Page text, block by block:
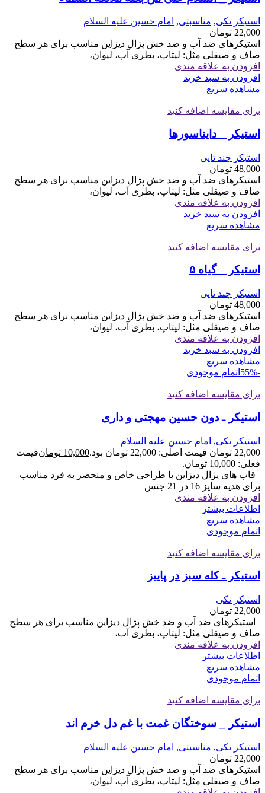
استیکر تکی, مناسبتی, امام حسین علیه السلام
22,000 تومان
استیکرهای ضد آب و ضد خش پژال دیزاین مناسب برای هر سطح
صاف و صیقلی مثل: لپتاپ، بطری آب، لیوان،
افزودن به علاقه مندی
افزودن به سبد خرید
مشاهده سریع
برای مقایسه اضافه کنید
استیکر _ دایناسورها
استیکر چند تایی
48,000 تومان
استیکرهای ضد آب و ضد خش پژال دیزاین مناسب برای هر سطح
صاف و صیقلی مثل: لپتاپ، بطری آب، لیوان،
افزودن به علاقه مندی
افزودن به سبد خرید
مشاهده سریع
برای مقایسه اضافه کنید
استیکر _ گیاه ۵
استیکر چند تایی
48,000 تومان
استیکرهای ضد آب و ضد خش پژال دیزاین مناسب برای هر سطح
صاف و صیقلی مثل: لپتاپ، بطری آب، لیوان،
افزودن به علاقه مندی
افزودن به سبد خرید
مشاهده سریع
-55%
اتمام موجودی
برای مقایسه اضافه کنید
استیکر ـ دون حسین مهجتی و داری
استیکر تکی, امام حسین علیه السلام
22,000 تومان قیمت اصلی: 22,000 تومان بود. 10,000 تومانقیمت
فعلی: 10,000 تومان.
قاب های پژال دیزاین با طراحی خاص و منحصر به فرد مناسب
برای هدیه سایز 16 در 21 جنس
افزودن به علاقه مندی
اطلاعات بیشتر
مشاهده سریع
اتمام موجودی
برای مقایسه اضافه کنید
استیکر ـ کله سبز در پاییز
استیکر تکی
22,000 تومان
استیکرهای ضد آب و ضد خش پژال دیزاین مناسب برای هر سطح
صاف و صیقلی مثل: لپتاپ، بطری آب،
افزودن به علاقه مندی
اطلاعات بیشتر
مشاهده سریع
اتمام موجودی
برای مقایسه اضافه کنید
استیکر _ سوختگان غمت با غم دل خرم اند
استیکر تکی, مناسبتی, امام حسین علیه السلام
22,000 تومان
استیکرهای ضد آب و ضد خش پژال دیزاین مناسب برای هر سطح
صاف و صیقلی مثل: لپتاپ، بطری آب، لیوان،